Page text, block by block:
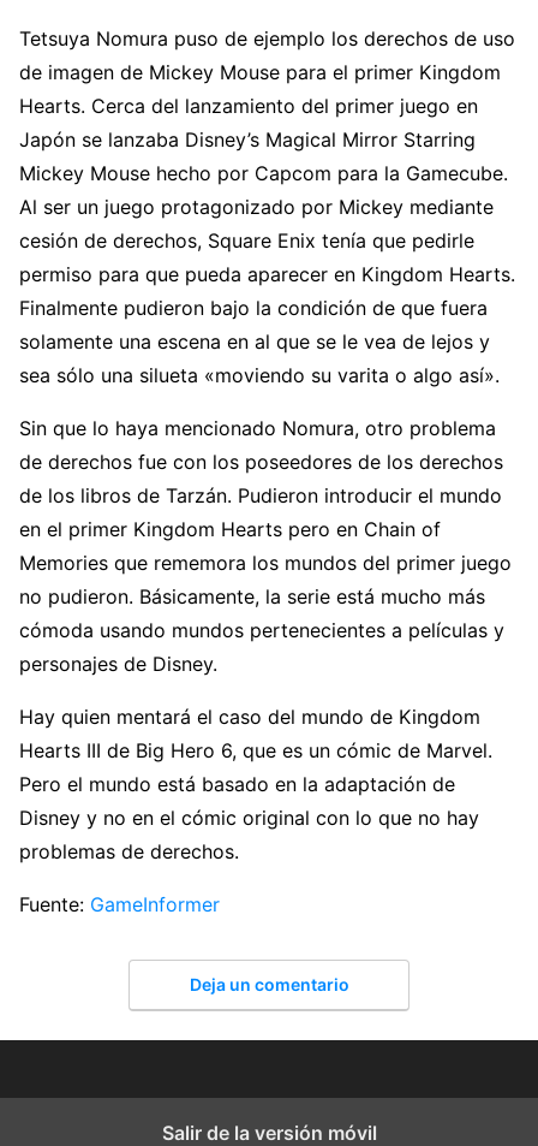
Tetsuya Nomura puso de ejemplo los derechos de uso
de imagen de Mickey Mouse para el primer Kingdom
Hearts. Cerca del lanzamiento del primer juego en
Japón se lanzaba Disney’s Magical Mirror Starring
Mickey Mouse hecho por Capcom para la Gamecube.
Al ser un juego protagonizado por Mickey mediante
cesión de derechos, Square Enix tenía que pedirle
permiso para que pueda aparecer en Kingdom Hearts.
Finalmente pudieron bajo la condición de que fuera
solamente una escena en al que se le vea de lejos y
sea sólo una silueta «moviendo su varita o algo así».
Sin que lo haya mencionado Nomura, otro problema
de derechos fue con los poseedores de los derechos
de los libros de Tarzán. Pudieron introducir el mundo
en el primer Kingdom Hearts pero en Chain of
Memories que rememora los mundos del primer juego
no pudieron. Básicamente, la serie está mucho más
cómoda usando mundos pertenecientes a películas y
personajes de Disney.
Hay quien mentará el caso del mundo de Kingdom
Hearts III de Big Hero 6, que es un cómic de Marvel.
Pero el mundo está basado en la adaptación de
Disney y no en el cómic original con lo que no hay
problemas de derechos.
Fuente: GameInformer
Deja un comentario
Salir de la versión móvil